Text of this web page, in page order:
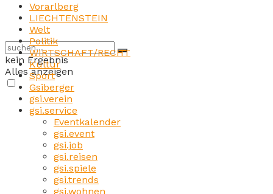
kein Ergebnis
Alles anzeigen
Vorarlberg
LIECHTENSTEIN
Welt
Politik
WIRTSCHAFT/RECHT
Kultur
Sport
Gsiberger
gsi.verein
gsi.service
Eventkalender
gsi.event
gsi.job
gsi.reisen
gsi.spiele
gsi.trends
gsi.wohnen